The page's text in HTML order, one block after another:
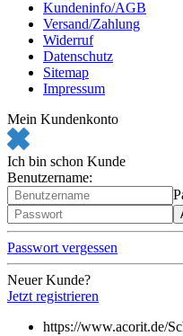
Kundeninfo/AGB
Versand/Zahlung
Widerruf
Datenschutz
Sitemap
Impressum
Mein Kundenkonto
Ich bin schon Kunde
Benutzername:
Passwort vergessen
Neuer Kunde?
Jetzt registrieren
https://www.acorit.de/